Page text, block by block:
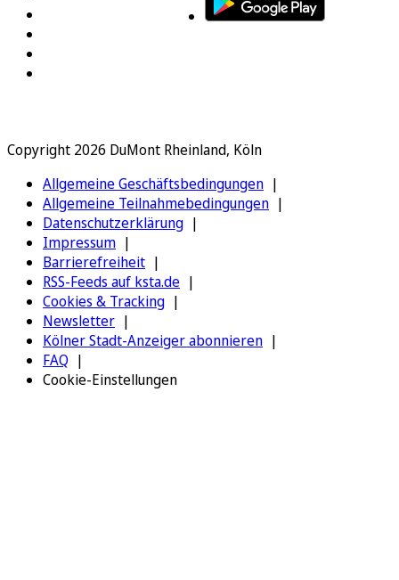
Copyright 2026 DuMont Rheinland, Köln
Allgemeine Geschäftsbedingungen
Allgemeine Teilnahmebedingungen
Datenschutzerklärung
Impressum
Barrierefreiheit
RSS-Feeds auf ksta.de
Cookies & Tracking
Newsletter
Kölner Stadt-Anzeiger abonnieren
FAQ
Cookie-Einstellungen